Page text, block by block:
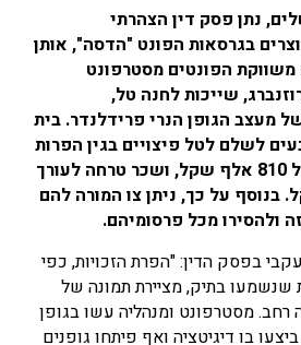
נתן פסק דין הצהרתי
בגרסאות הפונט "הדסה", אותן
הפונטים מסטרפונט
שייכות לחנה טל,
מעצב הגופן הנרי פרידלנדר. בית
לשלם לטל פיצויים בגין הפרות
זכויות היוצרים בסך של 810 אלף שקל, ושכר טרחה לעורך
אלף שקל. בנוסף על כך, ניתן צו המורה להם
ולהסירו מכל פרסומיהם.
בפסק הדין: "הפרת הזכויות, כפי
שנשמעו בתיק, מציירת תמונה של
מסטרפונט ומנהליה עשו בגופן
בו דיגיטציה ואף פיתחו גופנים